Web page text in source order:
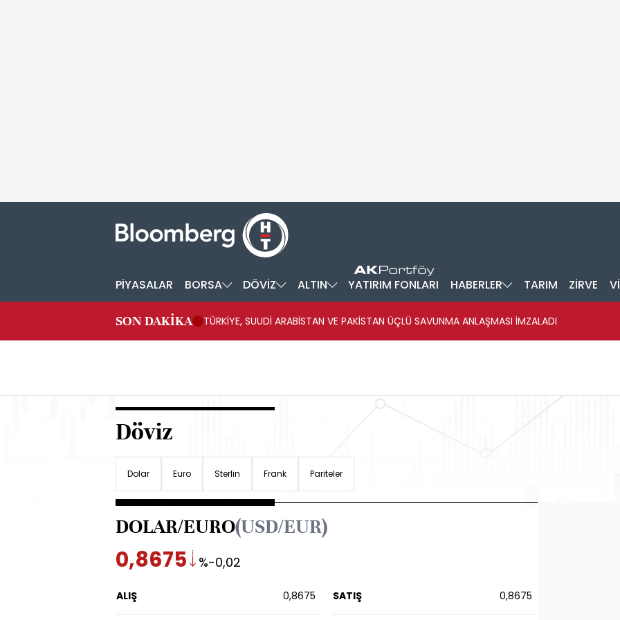
PİYASALAR BORSA DÖVİZ ALTIN YATIRIM FONLARI HABERLER TARIM ZİRVE
SON DAKİKA TÜRKİYE, SUUDİ ARABİSTAN VE PAKİSTAN ÜÇLÜ SAVUNMA ANLAŞMASI İMZALADI
Döviz
Dolar Euro Sterlin Frank Pariteler
DOLAR/EURO(USD/EUR)
0,8675 %-0,02
ALIŞ 0,8675 SATIŞ 0,8675